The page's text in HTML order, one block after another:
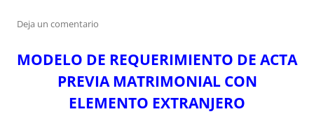
Deja un comentario
MODELO DE REQUERIMIENTO DE ACTA
PREVIA MATRIMONIAL CON
ELEMENTO EXTRANJERO